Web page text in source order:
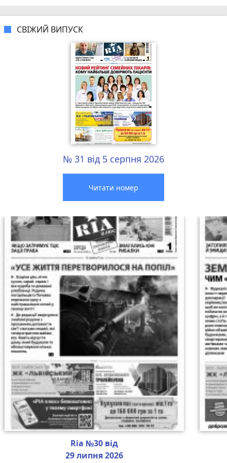
СВІЖИЙ ВИПУСК
№ 31 від 5 серпня 2026
Читати номер
Ria №30 від
29 липня 2026